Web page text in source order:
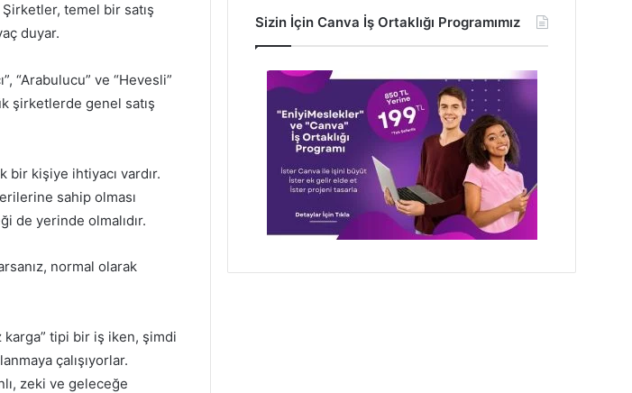
temel bir satış
duyar.
“Arabulucu” ve “Hevesli”
şirketlerde genel satış
kişiye ihtiyacı vardır.
sahip olması
de yerinde olmalıdır.
normal olarak
karga” tipi bir iş iken, şimdi
çalışıyorlar.
zeki ve geleceğe
Sizin İçin Canva İş Ortaklığı Programımız